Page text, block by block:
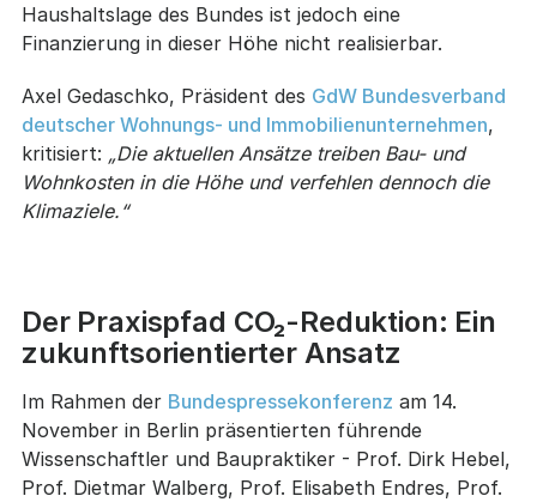
Haushaltslage des Bundes ist jedoch eine
Finanzierung in dieser Höhe nicht realisierbar.
Axel Gedaschko, Präsident des GdW Bundesverband
deutscher Wohnungs- und Immobilienunternehmen,
kritisiert: „Die aktuellen Ansätze treiben Bau- und
Wohnkosten in die Höhe und verfehlen dennoch die
Klimaziele.“
Der Praxispfad CO₂-Reduktion: Ein
zukunftsorientierter Ansatz
Im Rahmen der Bundespressekonferenz am 14.
November in Berlin präsentierten führende
Wissenschaftler und Baupraktiker - Prof. Dirk Hebel,
Prof. Dietmar Walberg, Prof. Elisabeth Endres, Prof.